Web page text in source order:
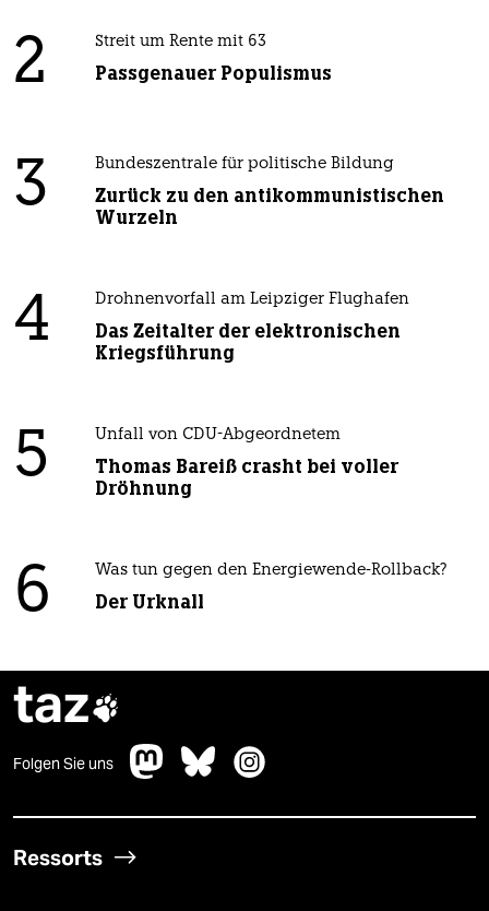
2 Streit um Rente mit 63
Passgenauer Populismus
3 Bundeszentrale für politische Bildung
Zurück zu den antikommunistischen
Wurzeln
4 Drohnenvorfall am Leipziger Flughafen
Das Zeitalter der elektronischen
Kriegsführung
5 Unfall von CDU-Abgeordnetem
Thomas Bareiß crasht bei voller
Dröhnung
6 Was tun gegen den Energiewende-Rollback?
Der Urknall
taz
Folgen Sie uns
Ressorts